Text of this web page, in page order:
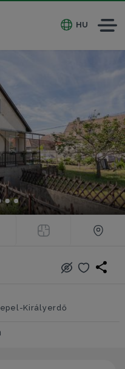
HU
Királyerdő